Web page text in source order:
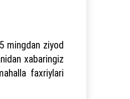
mingdan ziyod
xabaringiz
faxriylari